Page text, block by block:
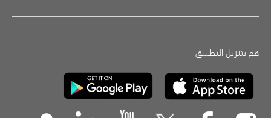
قم بتنزيل التطبيق